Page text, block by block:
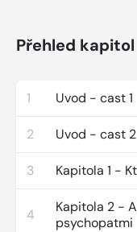
Přehled kapitol
1 Uvod - cast 1
2 Uvod - cast 2
3 Kapitola 1 -
4
Kapitola 2 -
psychopatmi